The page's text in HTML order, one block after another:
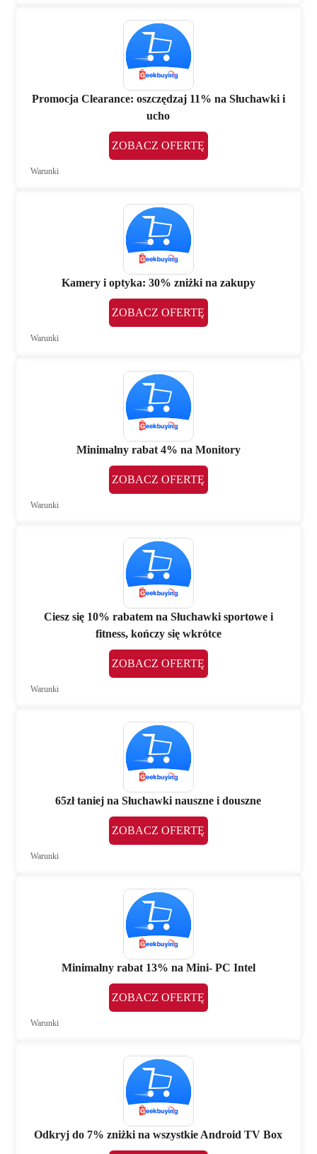
Promocja Clearance: oszczędzaj 11% na Słuchawki i
ucho
ZOBACZ OFERTĘ
Warunki
Kamery i optyka: 30% zniżki na zakupy
ZOBACZ OFERTĘ
Warunki
Minimalny rabat 4% na Monitory
ZOBACZ OFERTĘ
Warunki
Ciesz się 10% rabatem na Słuchawki sportowe i
fitness, kończy się wkrótce
ZOBACZ OFERTĘ
Warunki
65zł taniej na Słuchawki nauszne i douszne
ZOBACZ OFERTĘ
Warunki
Minimalny rabat 13% na Mini- PC Intel
ZOBACZ OFERTĘ
Warunki
Odkryj do 7% zniżki na wszystkie Android TV Box